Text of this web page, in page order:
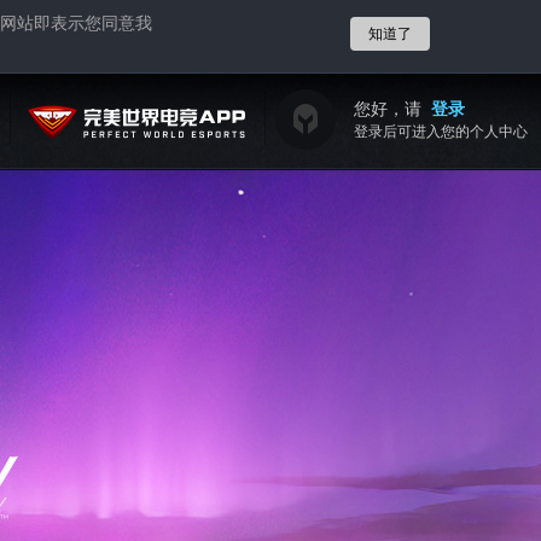
站即表示您同意我
知道了
您好，请 登录
登录后可进入您的个人中心